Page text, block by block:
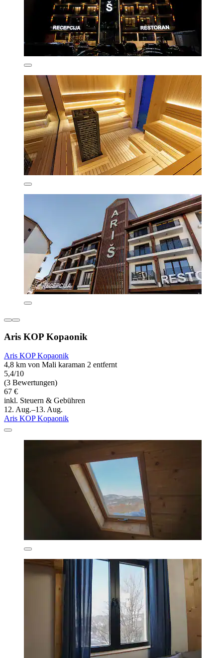
Aris KOP Kopaonik
Aris KOP Kopaonik
4,8 km von Mali karaman 2 entfernt
5,4/10
(3 Bewertungen)
67 €
inkl. Steuern & Gebühren
12. Aug.–13. Aug.
Aris KOP Kopaonik